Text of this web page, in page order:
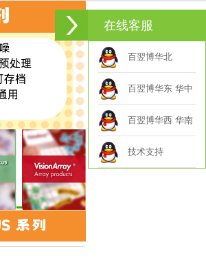
在线客服
百翌博华北
百翌博华东 华中
百翌博华西 华南
技术支持